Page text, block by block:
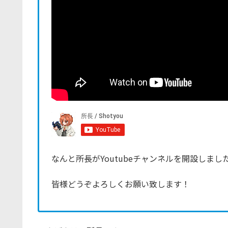
なんと所長がYoutubeチャンネルを開設しまし
皆様どうぞよろしくお願い致します！